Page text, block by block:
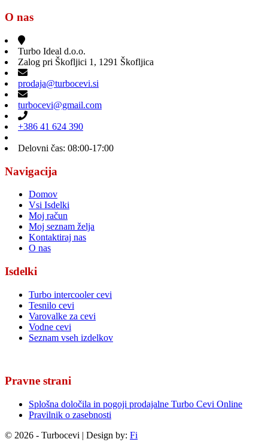
O nas
Turbo Ideal d.o.o.
Zalog pri Škofljici 1, 1291 Škofljica
prodaja@turbocevi.si
turbocevi@gmail.com
+386 41 624 390
Delovni čas: 08:00-17:00
Navigacija
Domov
Vsi Isdelki
Moj račun
Moj seznam želja
Kontaktiraj nas
O nas
Isdelki
Turbo intercooler cevi
Tesnilo cevi
Varovalke za cevi
Vodne cevi
Seznam vseh izdelkov
Pravne strani
Splošna določila in pogoji prodajalne Turbo Cevi Online
Pravilnik o zasebnosti
© 2026 - Turbocevi | Design by: Fi